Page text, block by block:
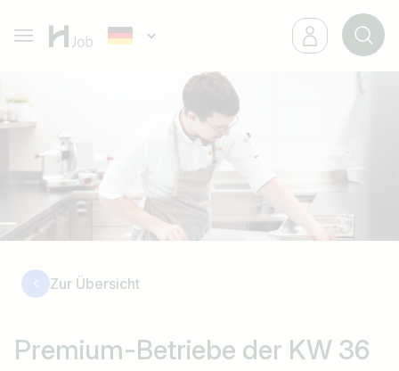
Zur Übersicht
Premium-Betriebe der KW 36